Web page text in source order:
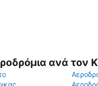
ανά τον